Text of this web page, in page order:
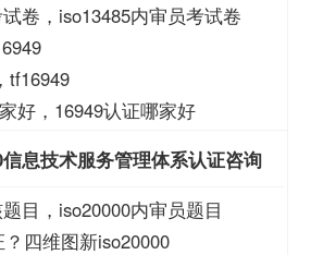
卷，iso13485内审员考试卷
tf16949
好，16949认证哪家好
息技术服务管理体系认证咨询
目，iso20000内审员题目
四维图新iso20000